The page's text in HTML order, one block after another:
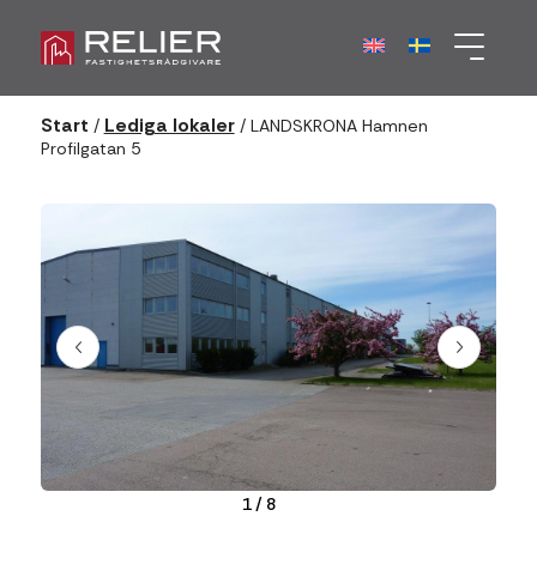
Start / Lediga lokaler/ LANDSKRONA Hamnen
Profilgatan 5
1/ 8